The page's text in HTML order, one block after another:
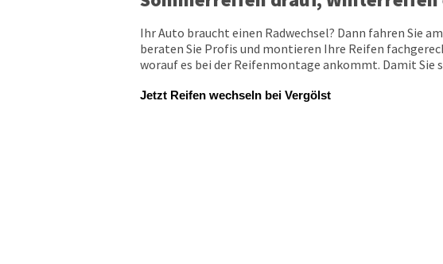
Ihr Auto braucht einen Radwechsel? Dann fahren Sie
beraten Sie Profis und montieren Ihre Reifen
worauf es bei der Reifenmontage ankommt. Damit Sie
Jetzt Reifen wechseln bei Vergölst